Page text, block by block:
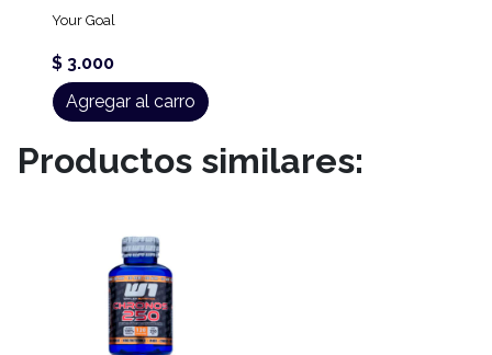
Your Goal
$ 3.000
Agregar al carro
Productos similares: